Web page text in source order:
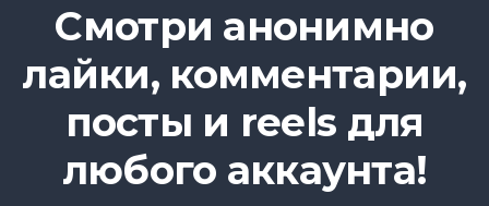
Смотри анонимно
лайки, комментарии,
посты и reels для
любого аккаунта!